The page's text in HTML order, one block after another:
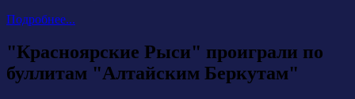
Подробнее...
"Красноярские Рыси" проиграли по
буллитам "Алтайским Беркутам"